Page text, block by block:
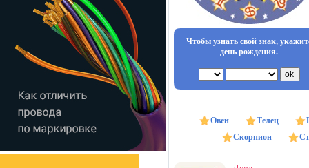
Чтобы узнать свой знак,
день рождения.
Овен Телец
Скорпион